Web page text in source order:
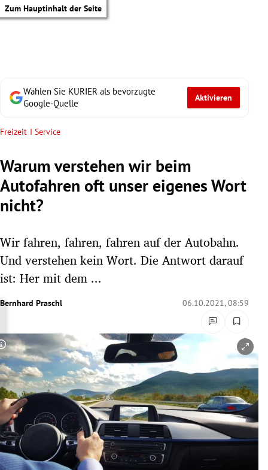
Zum Hauptinhalt der Seite
Untermenü
Untermenü
Untermenü
Untermenü
Untermenü
Untermenü
Untermenü
Wählen Sie KURIER als bevorzugte
Google-Quelle
Aktivieren
Freizeit I Service
Warum verstehen wir beim
Autofahren oft unser eigenes Wort
nicht?
Wir fahren, fahren, fahren auf der Autobahn.
Und verstehen kein Wort. Die Antwort darauf
ist: Her mit dem ...
Bernhard Praschl 06.10.2021, 08:59
Copyright-Hinweis öffnen/schließen